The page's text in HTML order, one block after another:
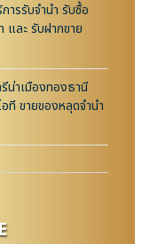
ารรับจำนำ รับซื้อ
และ รับฝากขาย
น่าเมืองทองธานี
ที ขายของหลุดจำนำ